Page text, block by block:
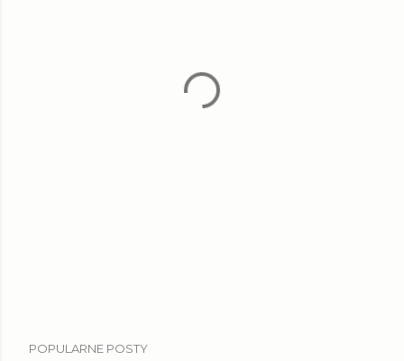
POPULARNE POSTY